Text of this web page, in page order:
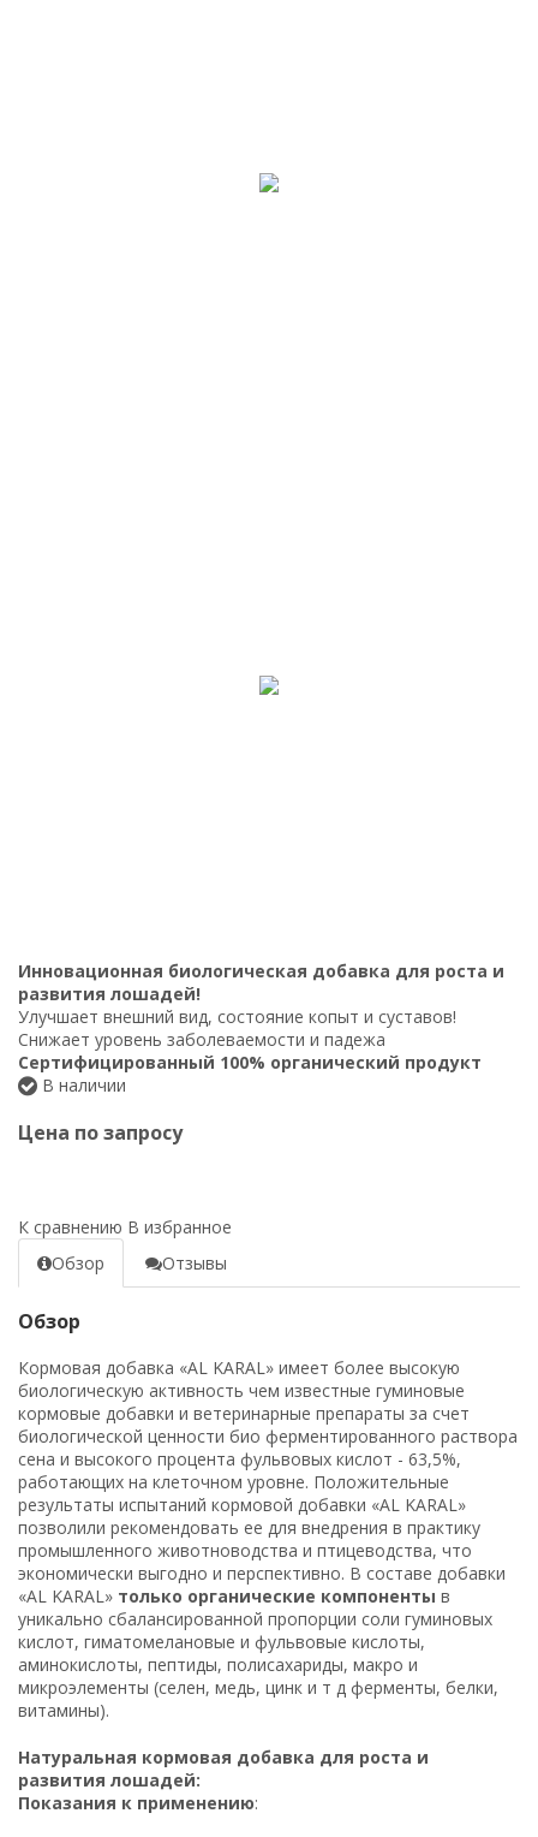
Инновационная биологическая добавка для роста и
развития лошадей​!
​Улучшает внешний вид, состояние копыт и суставов!​
Снижает уровень заболеваемости и падежа
Сертифицированный 100% органический продукт
В наличии
Цена по запросу
К сравнению В избранное
Обзор
Отзывы
Обзор
Кормовая добавка «AL KARAL» имеет более высокую
биологическую активность чем известные гуминовые
кормовые добавки и ветеринарные препараты за счет
биологической ценности био ферментированного раствора
сена и высокого процента фульвовых кислот - 63,5%,
работающих на клеточном уровне. Положительные
результаты испытаний кормовой добавки «AL KARAL»
позволили рекомендовать ее для внедрения в практику
промышленного животноводства и птицеводства, что
экономически выгодно и перспективно. В составе добавки
«AL KARAL» только органические компоненты в
уникально сбалансированной пропорции соли гуминовых
кислот, гиматомелановые и фульвовые кислоты,
аминокислоты, пептиды, полисахариды, макро и
микроэлементы (селен, медь, цинк и т д ферменты, белки,
витамины).
Натуральная кормовая добавка для роста и
развития лошадей:
Показания к применению: